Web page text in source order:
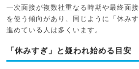
一次面接が複数社重なる時期や最終面
を使う傾向があり、同じように「休み
進めている人は多くいます。
「休みすぎ」と疑われ始める目安